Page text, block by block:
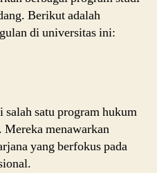
Berikut adalah
di universitas ini:
satu program hukum
menawarkan
yang berfokus pada